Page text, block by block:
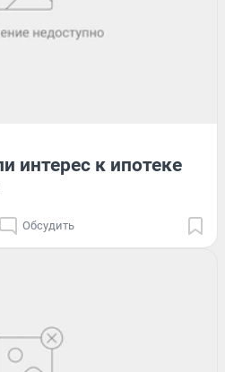
интерес к ипотеке
Обсудить